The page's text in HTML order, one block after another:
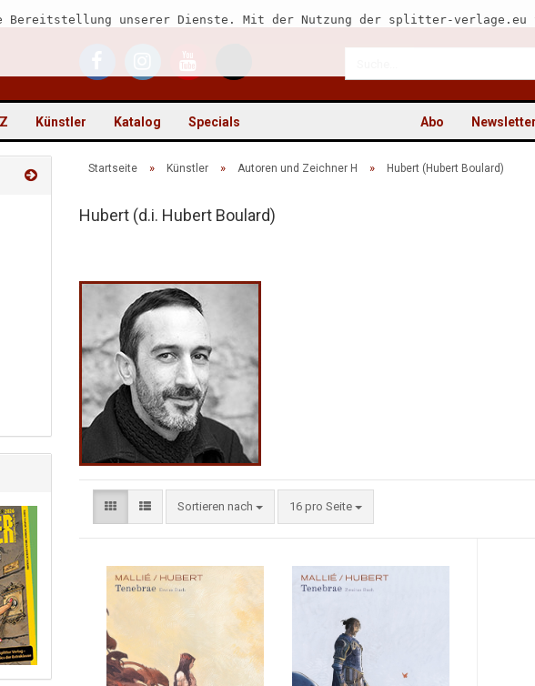
Bereitstellung unserer Dienste. Mit der Nutzung der splitter-
Künstler Katalog Specials Abo
Startseite » Künstler » Autoren und Zeichner H » Hubert (Hubert Boulard)
Hubert (d.i. Hubert Boulard)
Sortieren nach 16 pro Seite